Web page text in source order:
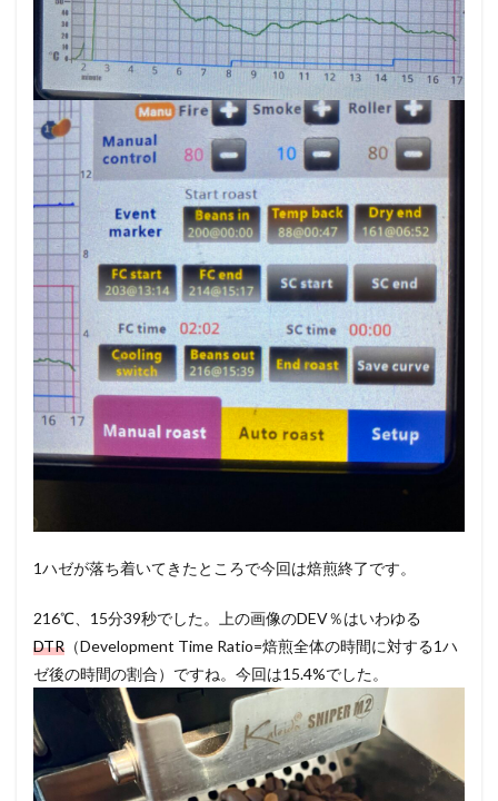
1ハゼが落ち着いてきたところで今回は焙煎終了です。
216℃、15分39秒でした。上の画像のDEV％はいわゆる
DTR （Development Time Ratio=焙煎全体の時間に対する1ハ
ゼ後の時間の割合）ですね。今回は15.4%でした。